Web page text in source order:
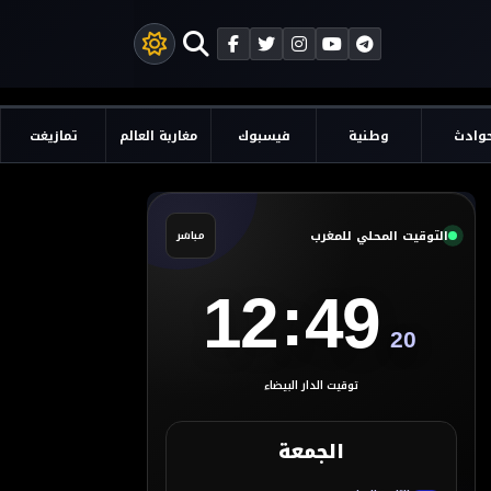
وطنية فيسبوك مغاربة العالم تمازيغت
التوقيت المحلي للمغرب مباشر
12:49 21
توقيت الدار البيضاء
الجمعة